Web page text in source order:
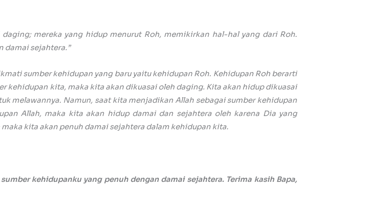
mereka yang hidup menurut Roh, memikirkan hal-hal yang dari Roh.
damai sejahtera.”
sumber kehidupan yang baru yaitu kehidupan Roh. Kehidupan Roh berarti
kehidupan kita, maka kita akan dikuasai oleh daging. Kita akan hidup dikuasai
melawannya. Namun, saat kita menjadikan Allah sebagai sumber kehidupan
Allah, maka kita akan hidup damai dan sejahtera oleh karena Dia yang
kita akan penuh damai sejahtera dalam kehidupan kita.
kehidupanku yang penuh dengan damai sejahtera. Terima kasih Bapa,